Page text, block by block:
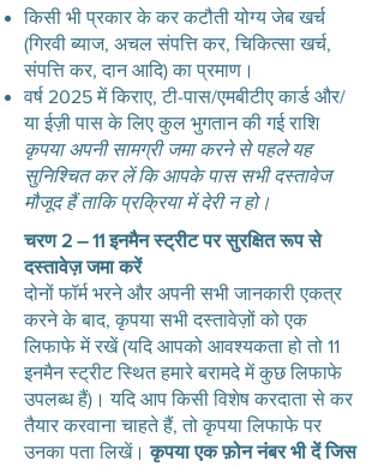
किसी भी प्रकार के कर कटौती योग्य जेब खर्च
(गिरवी ब्याज, अचल संपत्ति कर, चिकित्सा खर्च,
संपत्ति कर, दान आदि) का प्रमाण।
वर्ष 2025 में किराए, टी-पास/एमबीटीए कार्ड और/
या ईज़ी पास के लिए कुल भुगतान की गई राशि
कृपया अपनी सामग्री जमा करने से पहले यह
सुनिश्चित कर लें कि आपके पास सभी दस्तावेज
मौजूद हैं ताकि प्रक्रिया में देरी न हो।
चरण 2 – 11 इनमैन स्ट्रीट पर सुरक्षित रूप से
दस्तावेज़ जमा करें
दोनों फॉर्म भरने और अपनी सभी जानकारी एकत्र
करने के बाद, कृपया सभी दस्तावेज़ों को एक
लिफाफे में रखें (यदि आपको आवश्यकता हो तो 11
इनमैन स्ट्रीट स्थित हमारे बरामदे में कुछ लिफाफे
उपलब्ध हैं)। यदि आप किसी विशेष करदाता से कर
तैयार करवाना चाहते हैं, तो कृपया लिफाफे पर
उनका पता लिखें।कृपया एक फ़ोन नंबर भी दें जिस